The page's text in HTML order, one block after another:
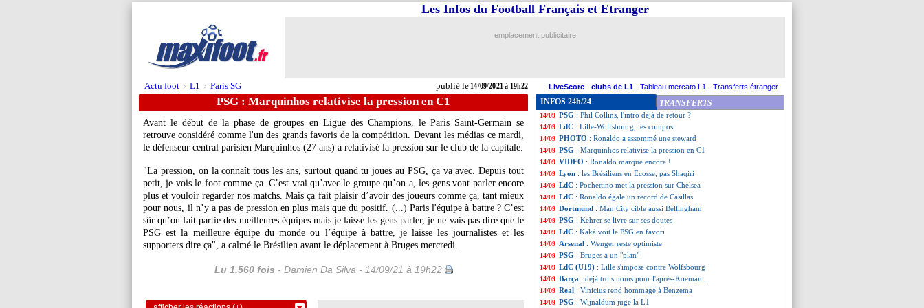
Actu foot > L1 > Paris SG publié le14/09/2021 à 19h22
Les Infos du Football Français et Etranger
emplacement publicitaire
LiveScore - clubs de L1 - Tableau mercato L1 - Transferts étranger
PSG : Marquinhos relativise la pression en C1
Avant le début de la phase de groupes en Ligue des Champions, le Paris Saint-Germain se
retrouve considéré comme l'un des grands favoris de la compétition. Devant les médias ce mardi,
le défenseur central parisien Marquinhos (27 ans) a relativisé la pression sur le club de la capitale.
"La pression, on la connaît tous les ans, surtout quand tu joues au PSG, ça va avec. Depuis tout
petit, je vois le foot comme ça. C’est vrai qu’avec le groupe qu’on a, les gens vont parler encore
plus et vouloir regarder nos matchs. Mais ça fait plaisir d’avoir des joueurs comme ça, tant mieux
pour nous, il n’y a pas de pression en plus mais que du positif. (...) Paris l'équipe à battre ? C’est
sûr qu’on fait partie des meilleures équipes mais je laisse les gens parler, je ne vais pas dire que le
PSG est la meilleure équipe du monde ou l’équipe à battre, je laisse les journalistes et les
supporters dire ça", a calmé le Brésilien avant le déplacement à Bruges mercredi.
Lu 1.560 fois - Damien Da Silva - 14/09/21 à 19h22
INFOS 24h/24 TRANSFERTS
14/09 PSG: Mbappé, Leonardo tacle encore le Real !
14/09 VIDEO
14/09 LdC: MU battu malgré CR7, Séville en échec
14/09 Barça: Koeman, la réponse de Laporta
14/09 PSG : Phil Collins, l'intro déjà de retour ?
14/09 LdC : Lille-Wolfsbourg, les compos
14/09 PHOTO : Ronaldo a assommé une steward
14/09 PSG : Marquinhos relativise la pression en C1
14/09 VIDEO : Ronaldo marque encore !
14/09 Lyon : les Brésiliens en Ecosse, pas Shaqiri
14/09 LdC : Pochettino met la pression sur Chelsea
14/09 LdC : Ronaldo égale un record de Casillas
14/09 Dortmund : Man City cible aussi Bellingham
14/09 PSG : Kehrer se livre sur ses doutes
14/09 LdC : Kaká voit le PSG en favori
14/09 Arsenal : Wenger reste optimiste
14/09 PSG : Bruges a un "plan"
14/09 LdC (U19) : Lille s'impose contre Wolfsbourg
14/09 Barça : déjà trois noms pour l'après-Koeman...
14/09 Real : Vinicius rend hommage à Benzema
14/09 PSG : Wijnaldum juge la L1